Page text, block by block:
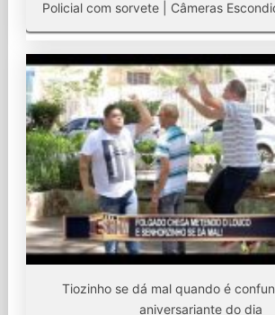
Policial com sorvete | Câmeras
Tiozinho se dá mal quando é
aniversariante do dia